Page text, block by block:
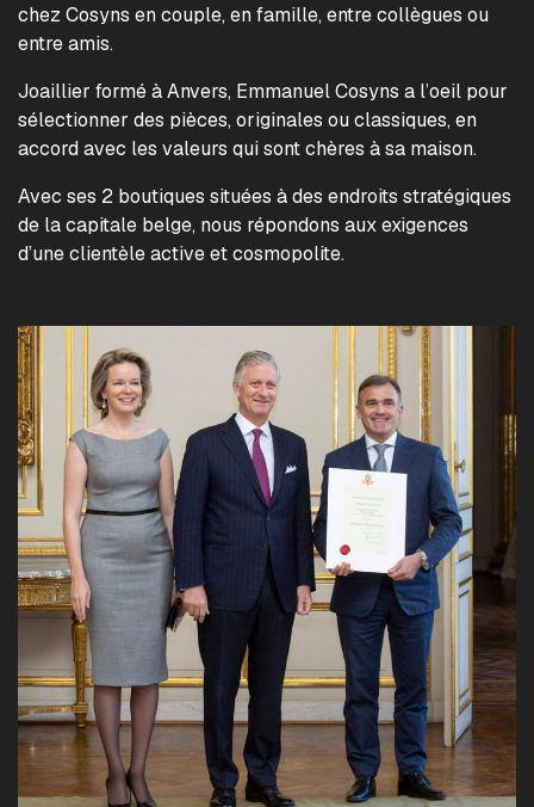
chez Cosyns en couple, en famille, entre collègues ou
entre amis.
Joaillier formé à Anvers, Emmanuel Cosyns a l’oeil pour
sélectionner des pièces, originales ou classiques, en
accord avec les valeurs qui sont chères à sa maison.
Avec ses 2 boutiques situées à des endroits stratégiques
de la capitale belge, nous répondons aux exigences
d’une clientèle active et cosmopolite.